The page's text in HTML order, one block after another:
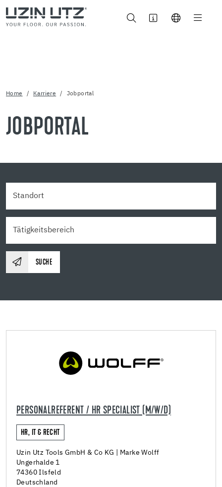
Home Karriere Jobportal
JOBPORTAL
SUCHE
PERSONALREFERENT / HR SPECIALIST (M/W/D)
HR, IT & RECHT
Uzin Utz Tools GmbH & Co KG | Marke Wolff
Ungerhalde 1
74360 Ilsfeld
Deutschland